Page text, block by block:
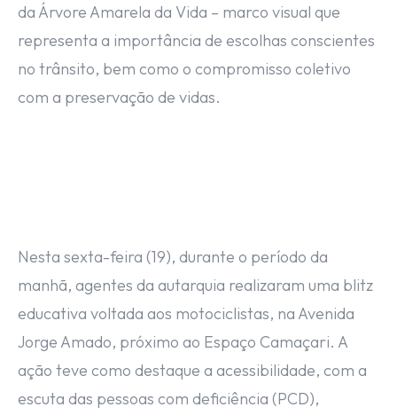
da Árvore Amarela da Vida – marco visual que
representa a importância de escolhas conscientes
no trânsito, bem como o compromisso coletivo
com a preservação de vidas.
Nesta sexta-feira (19), durante o período da
manhã, agentes da autarquia realizaram uma blitz
educativa voltada aos motociclistas, na Avenida
Jorge Amado, próximo ao Espaço Camaçari. A
ação teve como destaque a acessibilidade, com a
escuta das pessoas com deficiência (PCD),